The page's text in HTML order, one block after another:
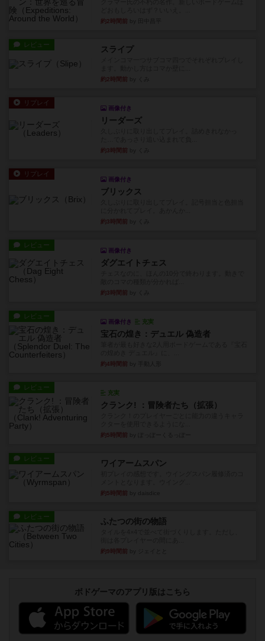
約2時間前
レビュー スライプ
約2時間前
リプレイ
画像付き
リーダーズ
約3時間前
リプレイ
画像付き
ブリックス
約3時間前
レビュー
画像付き
ダグエイトチェス
約3時間前
レビュー
画像付き 充実
宝石の煌き：デュエル 偽造者
約4時間前
レビュー
充実
クランク! ：冒険者たち（拡張）
約5時間前
レビュー ワイアームスパン
約5時間前
レビュー ふたつの街の物語
約9時間前
ボドゲーマのアプリ版はこちら